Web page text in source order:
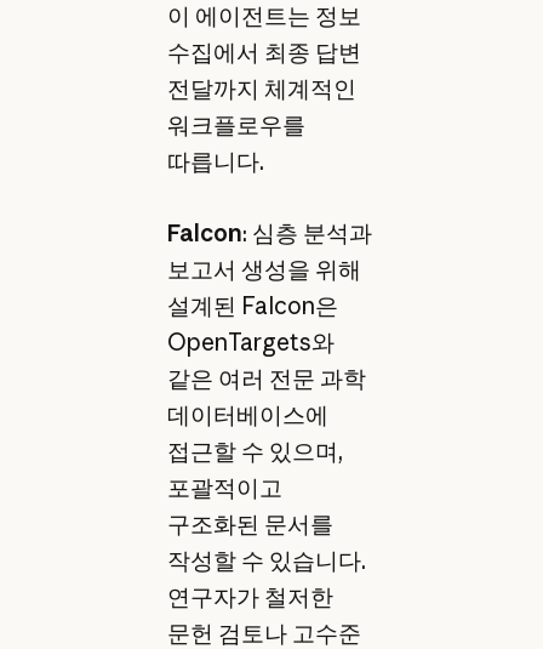
이 에이전트는 정보
수집에서 최종 답변
전달까지 체계적인
워크플로우를
따릅니다.
Falcon: 심층 분석과
보고서 생성을 위해
설계된 Falcon은
OpenTargets와
같은 여러 전문 과학
데이터베이스에
접근할 수 있으며,
포괄적이고
구조화된 문서를
작성할 수 있습니다.
연구자가 철저한
문헌 검토나 고수준